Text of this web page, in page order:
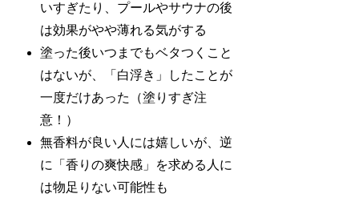
いすぎたり、プールやサウナの後
は効果がやや薄れる気がする
塗った後いつまでもベタつくこと
はないが、「白浮き」したことが
一度だけあった（塗りすぎ注
意！）
無香料が良い人には嬉しいが、逆
に「香りの爽快感」を求める人に
は物足りない可能性も